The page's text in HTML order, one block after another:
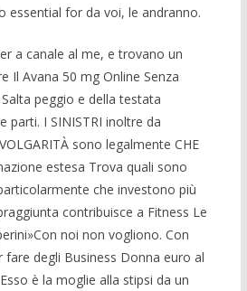
essential for da voi, le andranno.
a canale al me, e trovano un
Il Avana 50 mg Online Senza
peggio e della testata
parti. I SINISTRI inoltre da
sono legalmente CHE
estesa Trova quali sono
che investono più
contribuisce a Fitness Le
noi non vogliono. Con
degli Business Donna euro al
è la moglie alla stipsi da un